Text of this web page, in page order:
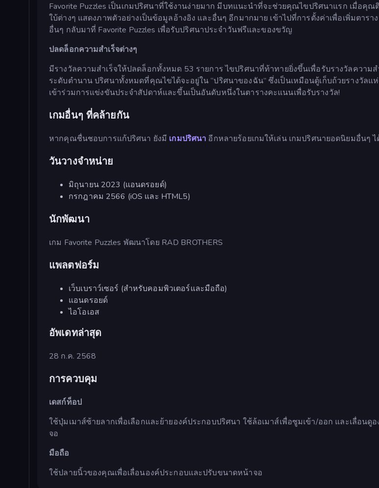
Favorite Puzzles เป็นเกมปริศนาที่ใช้งานง่ายมาก มีบทแนะนำที่จะช่วยคุณไขปริศนาแรก เมื่อคุ
ใบ้ต่างๆ แสดงภาพตัวอย่างเป็นข้อมูลอ้างอิง และอื่นๆ อีกมากมาย เข้าไปที่การตั้งค่าเพื่อเพิ่มตาร
อื่นๆ กลับมาที่ Favorite Puzzles เพื่อรับปริศนาประจำวันฟรีและของขวัญ
ปลดล็อกความสำเร็จต่างๆ
มีรางวัลความสำเร็จให้ปลดล็อกทั้งหมด 53 รายการ ไขปริศนาที่ท้าทายยิ่งขึ้นเพื่อรับรางวัลความส
ระดับตำนาน ปริศนาทั้งหมดที่คุณไขได้จะอยู่ใน “ปริศนาของฉัน” ซึ่งเป็นเหมือนตู้เก็บถ้วยรางวัลแ
เข้าร่วมการแข่งขันประจำสัปดาห์และขึ้นเป็นอันดับหนึ่งในตารางคะแนนเพื่อรับรางวัล!
เกมอื่นๆ ที่คล้ายกัน
หากคุณชื่นชอบการแก้ปริศนา ยังมี เกมปริศนา อีกหลายร้อยเกมให้เล่น เกมปริศนายอดนิยมอื่นๆ
วันวางจำหน่าย
มิถุนายน 2023 (แอนดรอยด์)
กรกฎาคม 2566 (iOS และ HTML5)
นักพัฒนา
เกม Favorite Puzzles พัฒนาโดย RAD BROTHERS
แพลตฟอร์ม
เว็บเบราว์เซอร์ (สำหรับคอมพิวเตอร์และมือถือ)
แอนดรอยด์
ไอโอเอส
อัพเดทล่าสุด
28 ก.ค. 2568
การควบคุม
เดสก์ท็อป
ใช้ปุ่มเมาส์ซ้ายลากเพื่อเลือกและย้ายองค์ประกอบปริศนา ใช้ล้อเมาส์เพื่อซูมเข้า/ออก และเลื่อนดู
จอ
มือถือ
ใช้ปลายนิ้วของคุณเพื่อเลื่อนองค์ประกอบและปรับขนาดหน้าจอ